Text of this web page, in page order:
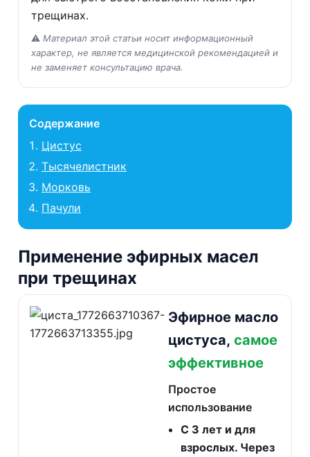
трещинах.
⚠️ Материал этой статьи носит информационный
характер, не является медицинской рекомендацией и
не заменяет консультацию врача.
Содержание
Цистус
Тысячелистник
Морковь
Пачули
Применение эфирных масел
при трещинах
Эфирное масло
цистуса, самое
эффективное
Простое
использование
С 3 лет и для
взрослых. Через